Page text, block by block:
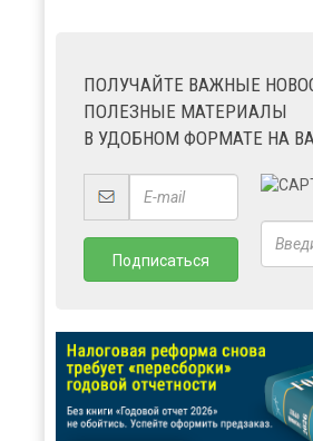
ПОЛУЧАЙТЕ ВАЖНЫЕ
ПОЛЕЗНЫЕ МАТЕРИАЛЫ
В УДОБНОМ ФОРМАТЕ НА